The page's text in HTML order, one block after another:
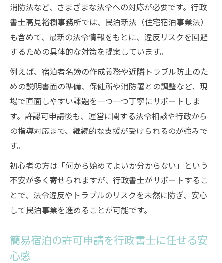
消防法など、さまざまな法令への対応が必要です。行政
書士高見裕樹事務所では、民泊新法（住宅宿泊事業法）
も含めて、最新の法令情報をもとに、違反リスクを回避
するための具体的な対策を提案しています。
例えば、宿泊者名簿の作成義務や近隣トラブル防止のた
めの説明書面の準備、保健所や消防署との調整など、現
場で直面しやすい課題を一つ一つ丁寧にサポートしま
す。許認可申請後も、運営に関する法令相談や行政から
の指導対応まで、継続的な支援が受けられるのが強みで
す。
初心者の方は「何から始めてよいか分からない」という
不安が多く寄せられますが、行政書士がサポートするこ
とで、法令違反やトラブルのリスクを未然に防ぎ、安心
して民泊事業を進めることが可能です。
簡易宿泊の許可申請を行政書士に任せる安
心感